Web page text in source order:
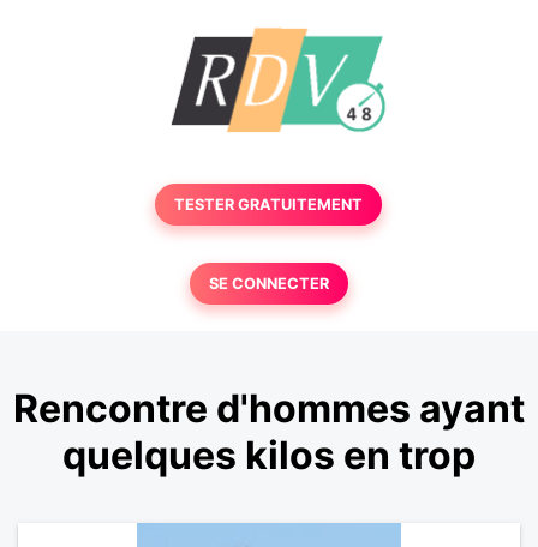
TESTER GRATUITEMENT
SE CONNECTER
Rencontre d'hommes ayant
quelques kilos en trop